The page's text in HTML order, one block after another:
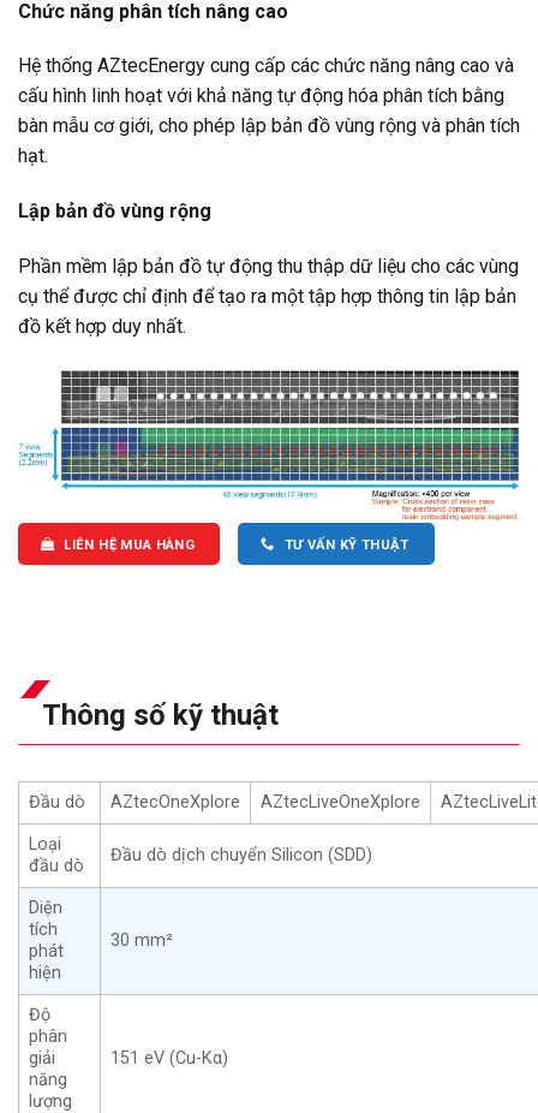
Chức năng phân tích nâng cao
Hệ thống AZtecEnergy cung cấp các chức năng nâng cao và
cấu hình linh hoạt với khả năng tự động hóa phân tích bằng
bàn mẫu cơ giới, cho phép lập bản đồ vùng rộng và phân tích
hạt.
Lập bản đồ vùng rộng
Phần mềm lập bản đồ tự động thu thập dữ liệu cho các vùng
cụ thể được chỉ định để tạo ra một tập hợp thông tin lập bản
đồ kết hợp duy nhất.
LIÊN HỆ MUA HÀNG TƯ VẤN KỸ THUẬT
Thông số kỹ thuật
Đầu dò AZtecOneXplore AZtecLiveOneXplore
Loại
đầu dò
Đầu dò dịch chuyển Silicon (SDD)
Diện
tích
phát
hiện
30 mm²
Độ
phân
giải
năng
lượng
151 eV (Cu-Kα)